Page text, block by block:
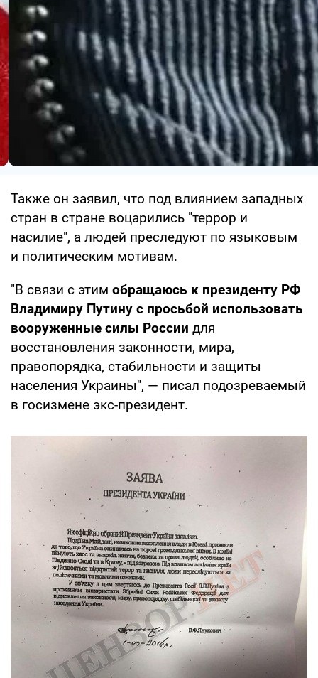
Также он заявил, что под влиянием западных
стран в стране воцарились "террор и
насилие", а людей преследуют по языковым
и политическим мотивам.
"В связи с этим обращаюсь к президенту РФ
Владимиру Путину с просьбой использовать
вооруженные силы России для
восстановления законности, мира,
правопорядка, стабильности и защиты
населения Украины", — писал подозреваемый
в госизмене экс-президент.